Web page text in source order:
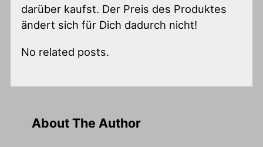
darüber kaufst. Der Preis des Produktes
ändert sich für Dich dadurch nicht!
No related posts.
About The Author